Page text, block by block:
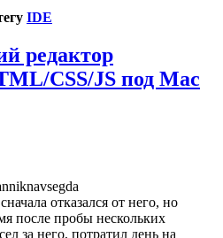
IDE
редактор
CSS/JS под Mac
отказался от него, но
после пробы нескольких
за него, потратил день на